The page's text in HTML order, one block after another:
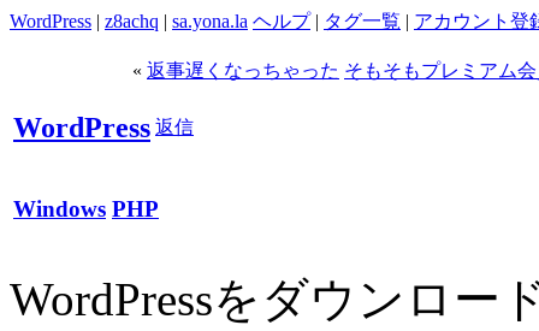
WordPress | z8achq | sa.yona.la ヘルプ| タグ一覧 | アカウント登
« 返事遅くなっちゃった そもそもプレミアム
WordPress 返信
Windows PHP
WordPressをダウンロー